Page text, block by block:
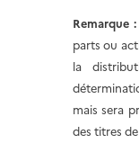
Remarque :
parts ou
la
mais sera
des titres